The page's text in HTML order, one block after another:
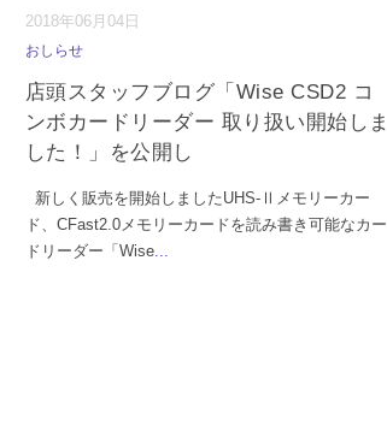
2018年06月04日
おしらせ
店頭スタッフブログ「Wise CSD2 コ
ンボカードリーダー 取り扱い開始しま
した！」を公開し
新しく販売を開始しましたUHS-Ⅱメモリーカー
ド、CFast2.0メモリーカードを読み書き可能なカー
ドリーダー「Wise...